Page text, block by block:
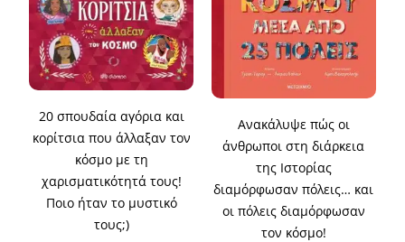
20 σπουδαία αγόρια και
κορίτσια που άλλαξαν τον
κόσμο με τη
χαρισματικότητά τους!
Ποιο ήταν το μυστικό
τους;)
Ανακάλυψε πώς οι
άνθρωποι στη διάρκεια
της Ιστορίας
διαμόρφωσαν πόλεις… και
οι πόλεις διαμόρφωσαν
τον κόσμο!